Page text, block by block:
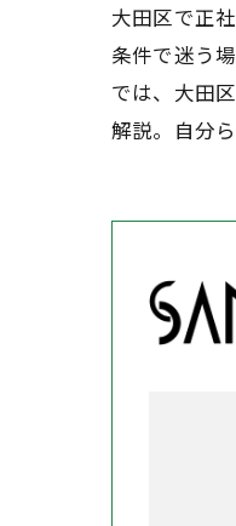
大田区で正
条件で迷う
では、大田
解説。自分